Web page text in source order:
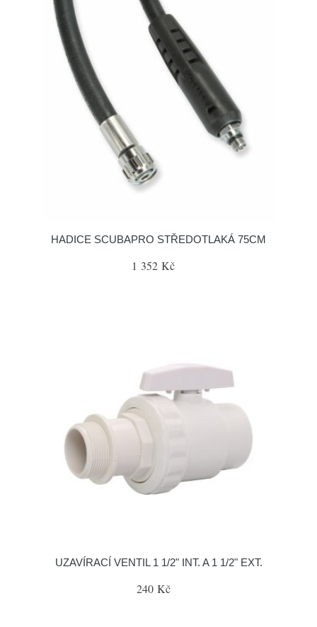
HADICE SCUBAPRO STŘEDOTLAKÁ 75CM
1 352 Kč
UZAVÍRACÍ VENTIL 1 1/2" INT. A 1 1/2" EXT.
240 Kč